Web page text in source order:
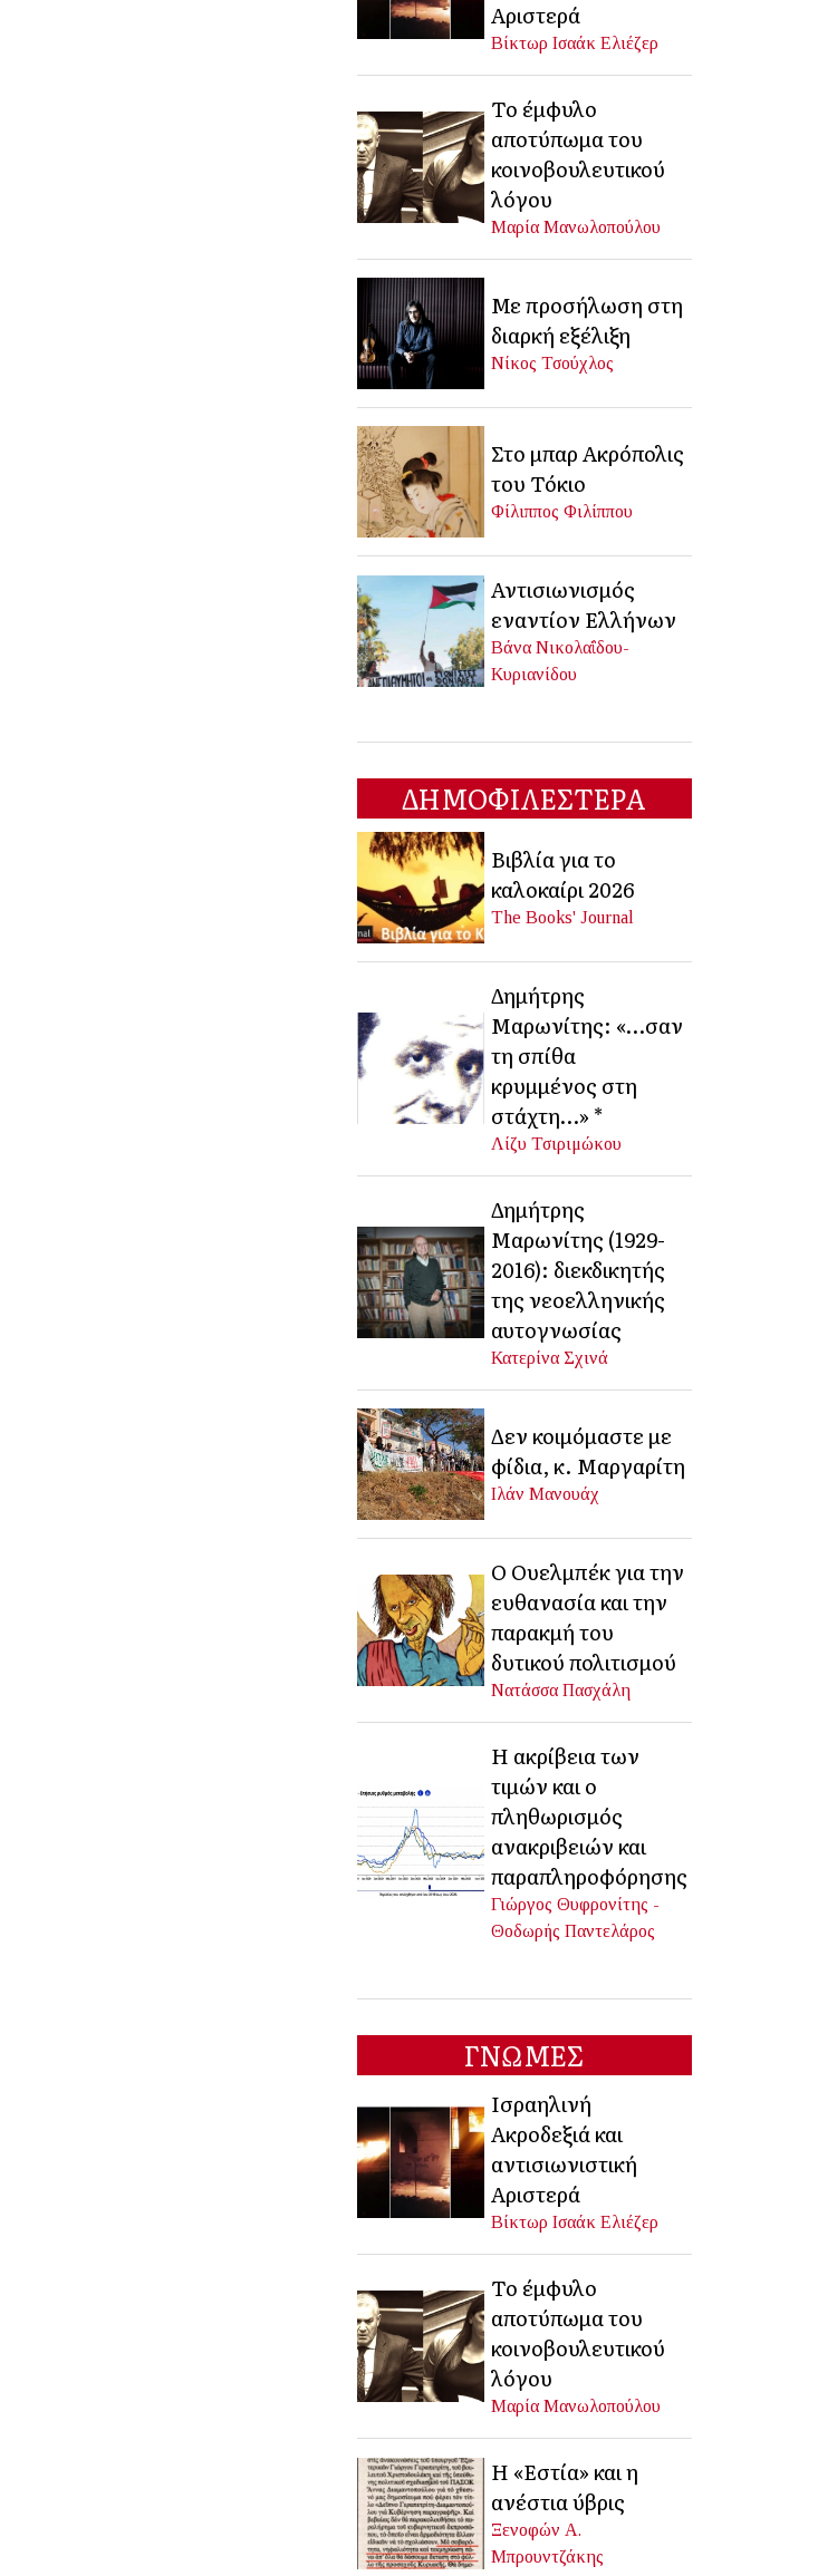
Αριστερά
Βίκτωρ Ισαάκ Ελιέζερ
Το έμφυλο
αποτύπωμα του
κοινοβουλευτικού
λόγου
Μαρία Μανωλοπούλου
Με προσήλωση στη
διαρκή εξέλιξη
Νίκος Τσούχλος
Στο μπαρ Ακρόπολις
του Τόκιο
Φίλιππος Φιλίππου
Αντισιωνισμός
εναντίον Ελλήνων
Βάνα Νικολαΐδου-
Κυριανίδου
ΔΗΜΟΦΙΛΕΣΤΕΡΑ
Βιβλία για το
καλοκαίρι 2026
The Books' Journal
Δημήτρης
Μαρωνίτης: «…σαν
τη σπίθα
κρυμμένος στη
στάχτη…» *
Λίζυ Τσιριμώκου
Δημήτρης
Μαρωνίτης (1929-
2016): διεκδικητής
της νεοελληνικής
αυτογνωσίας
Κατερίνα Σχινά
Δεν κοιμόμαστε με
φίδια, κ. Μαργαρίτη
Ιλάν Μανουάχ
Ο Ουελμπέκ για την
ευθανασία και την
παρακμή του
δυτικού πολιτισμού
Νατάσσα Πασχάλη
Η ακρίβεια των
τιμών και ο
πληθωρισμός
ανακριβειών και
παραπληροφόρησης
Γιώργος Θυφρονίτης -
Θοδωρής Παντελάρος
ΓΝΩΜΕΣ
Ισραηλινή
Ακροδεξιά και
αντισιωνιστική
Αριστερά
Βίκτωρ Ισαάκ Ελιέζερ
Το έμφυλο
αποτύπωμα του
κοινοβουλευτικού
λόγου
Μαρία Μανωλοπούλου
Η «Εστία» και η
ανέστια ύβρις
Ξενοφών Α.
Μπρουντζάκης